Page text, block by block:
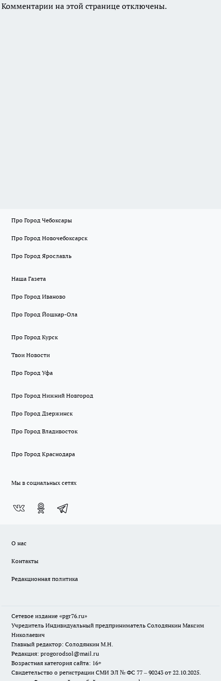
Комментарии на этой странице отключены.
Про Город Чебоксары
Про Город Новочебоксарск
Про Город Ярославль
Наша Газета
Про Город Иваново
Про Город Йошкар-Ола
Про Город Курск
Твои Новости
Про Город Уфа
Про Город Нижний Новгород
Про Город Дзержинск
Про Город Владивосток
Про Город Краснодара
Мы в социальных сетях
О нас
Контакты
Редакционная политика
Сетевое издание «pgr76.ru»
Учредитель Индивидуальный предприниматель Солодянкин Максим
Николаевич
Главный редактор: Солодянкин М.Н.
Редакция: progorodsol@mail.ru
Возрастная категория сайта: 16+
Свидетельство о регистрации СМИ ЭЛ № ФС 77 – 90243 от 22.10.2025.